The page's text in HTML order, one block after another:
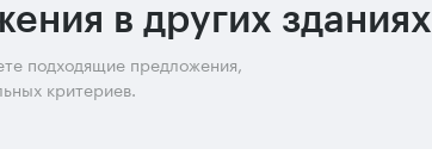
в других зданиях
подходящие предложения,
критериев.